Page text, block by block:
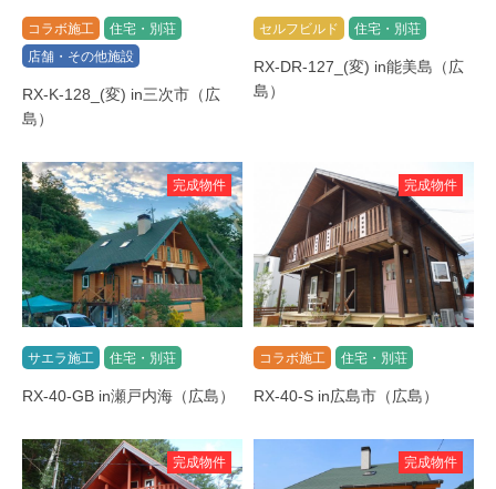
コラボ施工
住宅・別荘
店舗・その他施設
RX-K-128_(変) in三次市（広
島）
セルフビルド 住宅・別荘
RX-DR-127_(変) in能美島（広
島）
完成物件
サエラ施工 住宅・別荘
RX-40-GB in瀬戸内海（広島）
完成物件
コラボ施工 住宅・別荘
RX-40-S in広島市（広島）
完成物件 完成物件